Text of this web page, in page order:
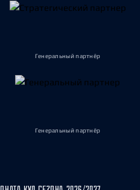
Генеральный партнёр
Генеральный партнёр